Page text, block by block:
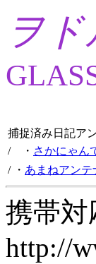
ヲ
捕捉済み日記ア
/ ・ さかにゃん
/ ・ あまねアンテ
携帯対
http://